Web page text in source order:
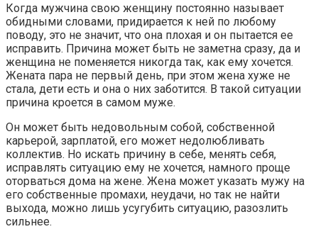
Когда мужчина свою женщину постоянно называет
обидными словами, придирается к ней по любому
поводу, это не значит, что она плохая и он пытается ее
исправить. Причина может быть не заметна сразу, да и
женщина не поменяется никогда так, как ему хочется.
Жената пара не первый день, при этом жена хуже не
стала, дети есть и она о них заботится. В такой ситуации
причина кроется в самом муже.
Он может быть недовольным собой, собственной
карьерой, зарплатой, его может недолюбливать
коллектив. Но искать причину в себе, менять себя,
исправлять ситуацию ему не хочется, намного проще
оторваться дома на жене. Жена может указать мужу на
его собственные промахи, неудачи, но так не найти
выхода, можно лишь усугубить ситуацию, разозлить
сильнее.